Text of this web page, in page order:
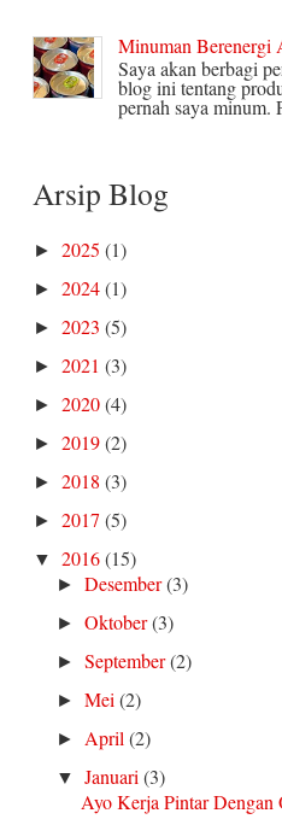
Minuman Berenergi
Saya akan berbagi
blog ini tentang
pernah saya minum.
Arsip Blog
► 2025 (1)
► 2024(1)
► 2023 (5)
► 2021 (3)
► 2020(4)
► 2019(2)
► 2018 (3)
► 2017 (5)
▼ 2016(15)
►Desember(3)
►Oktober(3)
►September(2)
►Mei(2)
► April(2)
▼Januari(3)
Ayo Kerja Pintar Dengan